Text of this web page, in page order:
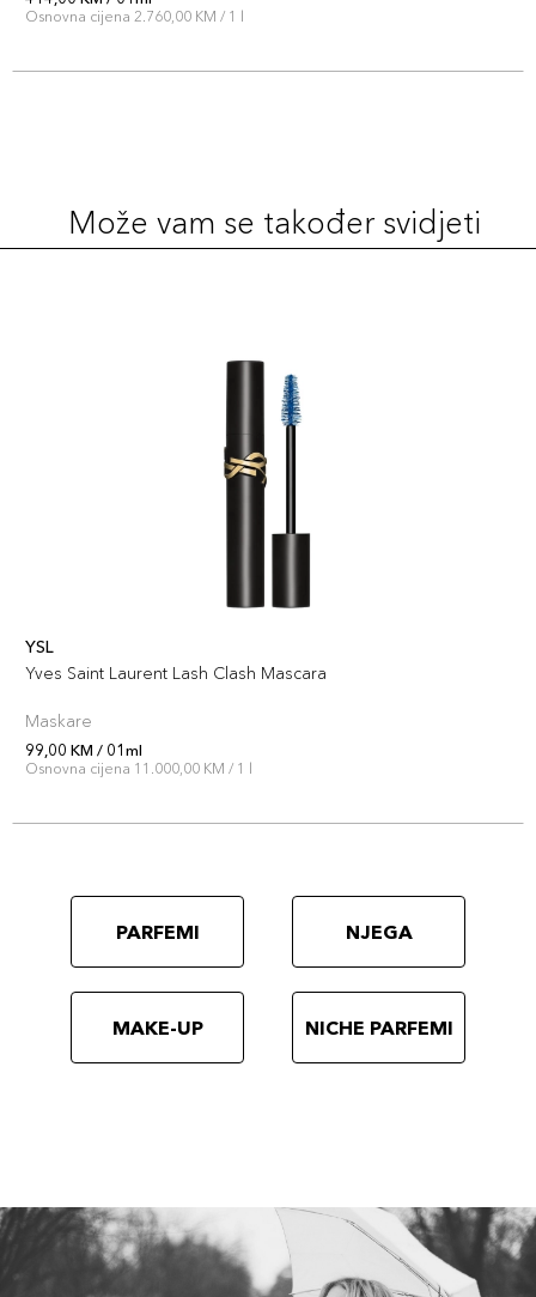
Osnovna cijena 2.760,00 KM / 1 l
Može vam se također svidjeti
YSL
Yves Saint Laurent Lash Clash Mascara
Maskare
99,00 KM / 01ml
Osnovna cijena 11.000,00 KM / 1 l
PARFEMI NJEGA
MAKE-UP NICHE PARFEMI